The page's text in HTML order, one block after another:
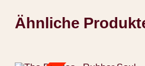
Ähnliche